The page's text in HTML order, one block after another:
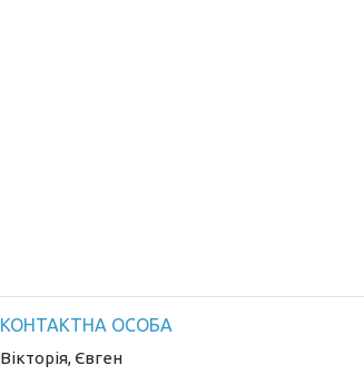
Вікторія, Євген